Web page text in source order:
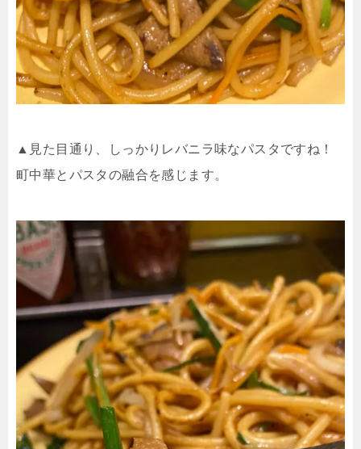
▲見た目通り、しっかりレバニラ味なパスタですね！
町中華とパスタの融合を感じます。